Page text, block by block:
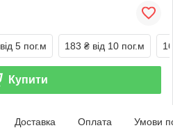
від 5 пог.м 183 ₴ від 10 пог.м
Купити
Доставка Оплата Умови